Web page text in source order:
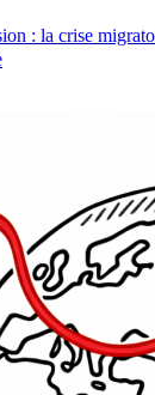
: la crise